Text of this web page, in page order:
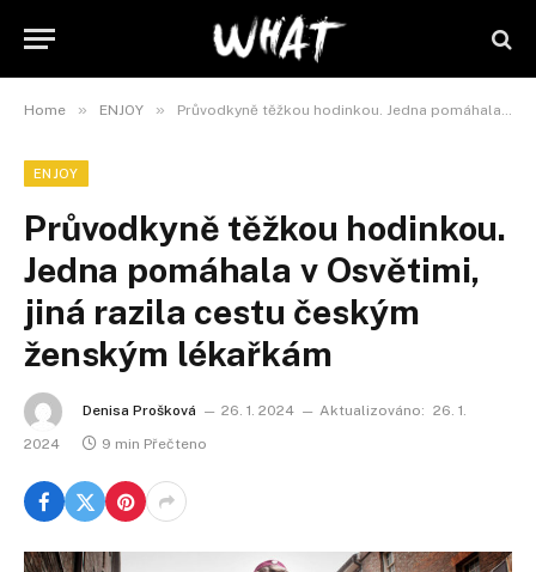
Home » ENJOY » Průvodkyně těžkou hodinkou. Jedna pomáhala v Osvětimi, jiná razila cestu českým ženským lékařkám
ENJOY
Průvodkyně těžkou hodinkou.
Jedna pomáhala v Osvětimi,
jiná razila cestu českým
ženským lékařkám
Denisa Prošková 26. 1. 2024 Aktualizováno: 26. 1.
2024
9 min Přečteno